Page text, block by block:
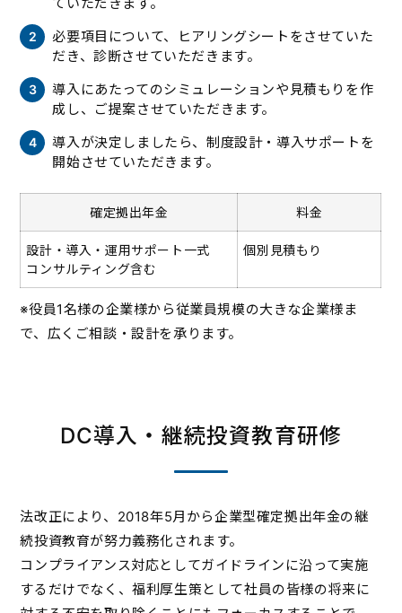
ていただきます。
必要項目について、ヒアリングシートをさせていた
だき、診断させていただきます。
導入にあたってのシミュレーションや見積もりを作
成し、ご提案させていただきます。
導入が決定しましたら、制度設計・導入サポートを
開始させていただきます。
確定拠出年金 料金
設計・導入・運用サポート一式
コンサルティング含む
個別見積もり
※役員1名様の企業様から従業員規模の大きな企業様ま
で、広くご相談・設計を承ります。
DC導入・継続投資教育研修
法改正により、2018年5月から企業型確定拠出年金の継
続投資教育が努力義務化されます。
コンプライアンス対応としてガイドラインに沿って実施
するだけでなく、福利厚生策として社員の皆様の将来に